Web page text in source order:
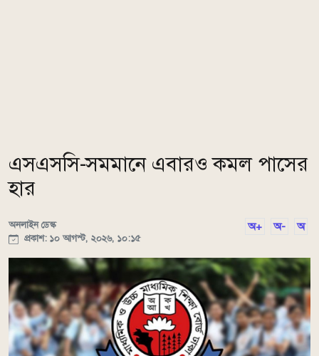
এসএসসি-সমমানে এবারও কমল পাসের
হার
অনলাইন ডেস্ক
প্রকাশ: ১০ আগস্ট, ২০২৬, ১০:১৫
অ+ অ- অ